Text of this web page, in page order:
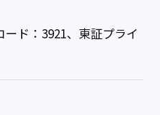
ド：3921、東証プライ